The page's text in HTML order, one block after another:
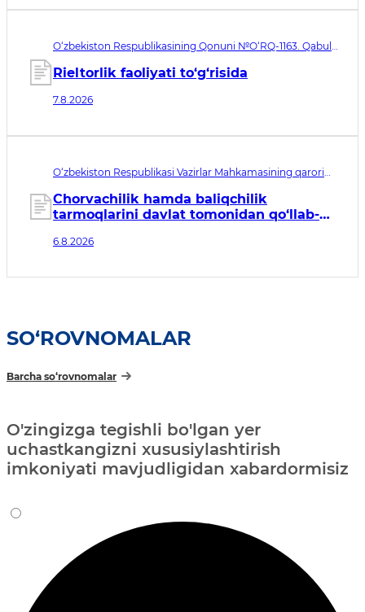
O‘zbekiston Respublikasining Qonuni №O‘RQ-1163. Qabul
Rieltorlik faoliyati to‘g‘risida
7.8.2026
O‘zbekiston Respublikasi Vazirlar Mahkamasining qarori
sanasi 07.08.2026
Chorvachilik hamda baliqchilik
tarmoqlarini davlat tomonidan qo‘llab-
tadbirlari to‘g‘risida
6.8.2026
SO‘ROVNOMALAR
Barcha so‘rovnomalar
O'zingizga tegishli bo'lgan yer
uchastkangizni xususiylashtirish
imkoniyati mavjudligidan xabardormisiz